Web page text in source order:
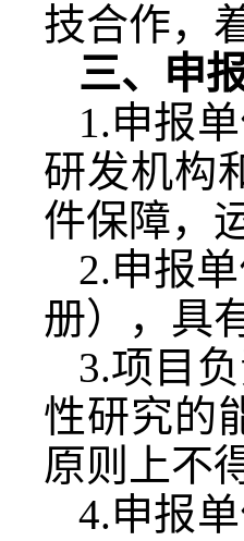
技合作，
三、申
1.申报
研发机构
件保障，
2.申报
册），具
3.项目
性研究的
原则上不
4.申报